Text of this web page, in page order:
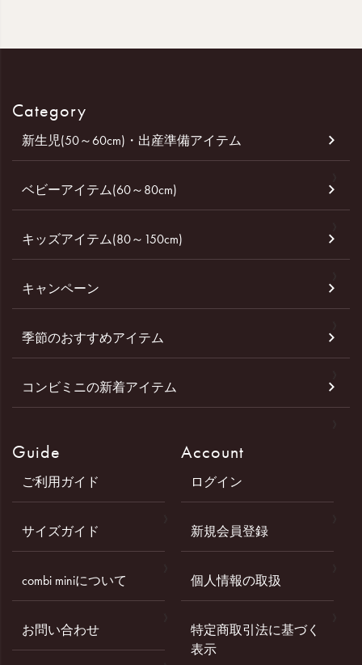
Category
新生児(50～60cm)・出産準備アイテム
ベビーアイテム(60～80cm)
キッズアイテム(80～150cm)
キャンペーン
季節のおすすめアイテム
コンビミニの新着アイテム
Guide
ご利用ガイド
サイズガイド
combi miniについて
お問い合わせ
Account
ログイン
新規会員登録
個人情報の取扱
特定商取引法に基づく
表示